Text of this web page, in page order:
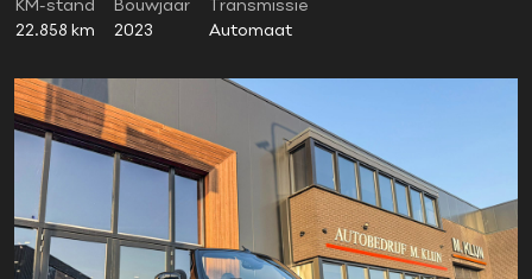
KM-stand
22.858 km
Bouwjaar
2023
Transmissie
Automaat